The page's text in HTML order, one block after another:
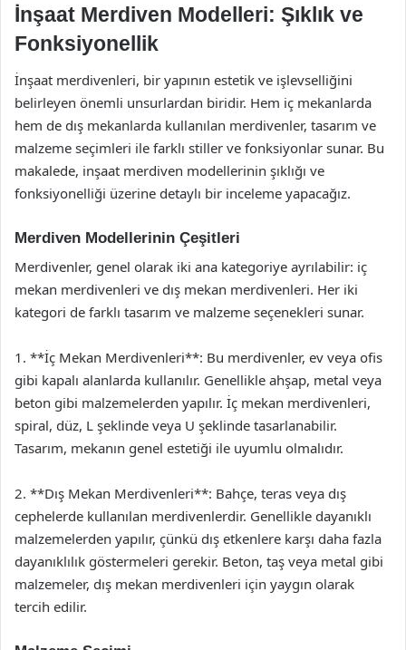
İnşaat Merdiven Modelleri: Şıklık ve
Fonksiyonellik
İnşaat merdivenleri, bir yapının estetik ve işlevselliğini
belirleyen önemli unsurlardan biridir. Hem iç mekanlarda
hem de dış mekanlarda kullanılan merdivenler, tasarım ve
malzeme seçimleri ile farklı stiller ve fonksiyonlar sunar. Bu
makalede, inşaat merdiven modellerinin şıklığı ve
fonksiyonelliği üzerine detaylı bir inceleme yapacağız.
Merdiven Modellerinin Çeşitleri
Merdivenler, genel olarak iki ana kategoriye ayrılabilir: iç
mekan merdivenleri ve dış mekan merdivenleri. Her iki
kategori de farklı tasarım ve malzeme seçenekleri sunar.
1. **İç Mekan Merdivenleri**: Bu merdivenler, ev veya ofis
gibi kapalı alanlarda kullanılır. Genellikle ahşap, metal veya
beton gibi malzemelerden yapılır. İç mekan merdivenleri,
spiral, düz, L şeklinde veya U şeklinde tasarlanabilir.
Tasarım, mekanın genel estetiği ile uyumlu olmalıdır.
2. **Dış Mekan Merdivenleri**: Bahçe, teras veya dış
cephelerde kullanılan merdivenlerdir. Genellikle dayanıklı
malzemelerden yapılır, çünkü dış etkenlere karşı daha fazla
dayanıklılık göstermeleri gerekir. Beton, taş veya metal gibi
malzemeler, dış mekan merdivenleri için yaygın olarak
tercih edilir.